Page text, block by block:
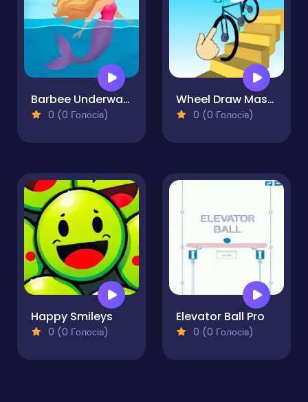
Barbee Underwater Dash
0 (0 Голосів)
Wheel Draw Master
0 (0 Голосів)
Happy Smileys
0 (0 Голосів)
Elevator Ball Pro
0 (0 Голосів)